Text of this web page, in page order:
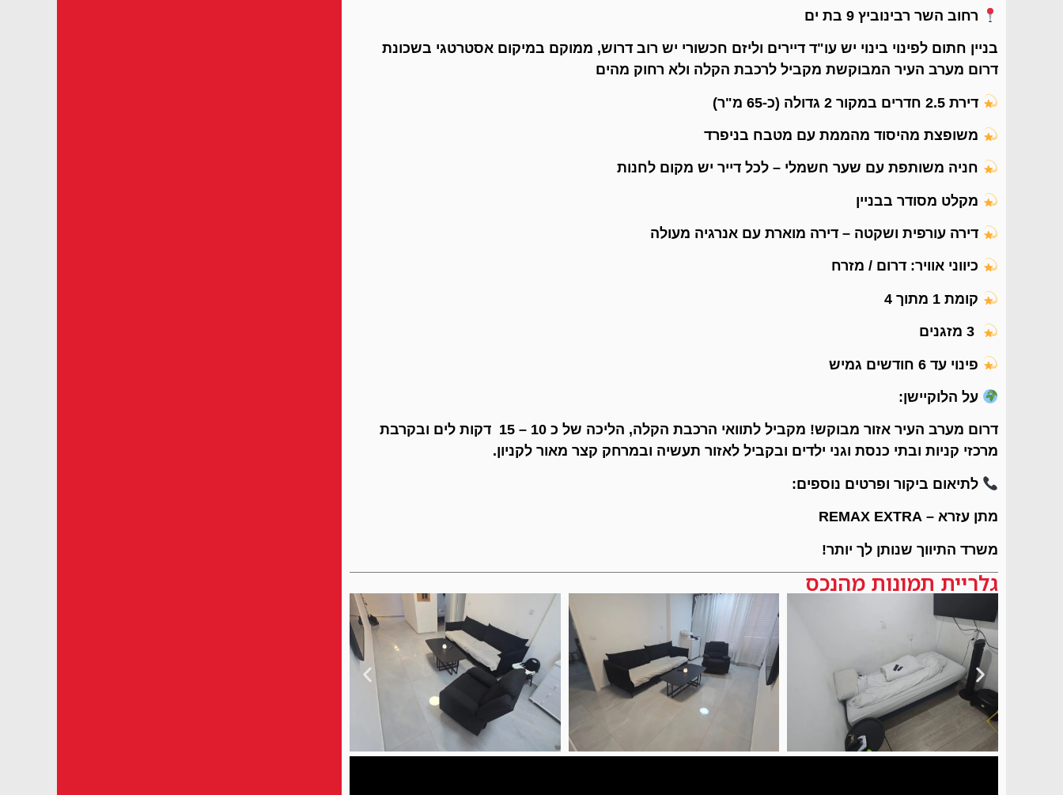
רחוב השר רבינוביץ 9 בת ים
בניין חתום לפינוי בינוי יש עו"ד דיירים וליזם חכשורי יש רוב דרוש, ממוקם במיקום אסטרטגי בשכונת
דרום מערב העיר המבוקשת מקביל לרכבת הקלה ולא רחוק מהים
דירת 2.5 חדרים במקור 2 גדולה (כ-65 מ"ר)
משופצת מהיסוד מהממת עם מטבח בניפרד
חניה משותפת עם שער חשמלי – לכל דייר יש מקום לחנות
מקלט מסודר בבניין
דירה עורפית ושקטה – דירה מוארת עם אנרגיה מעולה
כיווני אוויר: דרום / מזרח
קומת 1 מתוך 4
3 מזגנים
פינוי עד 6 חודשים גמיש
על הלוקיישן:
דרום מערב העיר אזור מבוקש! מקביל לתוואי הרכבת הקלה, הליכה של כ 10 – 15 דקות לים ובקרבת
מרכזי קניות ובתי כנסת וגני ילדים ובקביל לאזור תעשיה ובמרחק קצר מאור לקניון.
לתיאום ביקור ופרטים נוספים:
מתן עזרא – REMAX EXTRA
משרד התיווך שנותן לך יותר!
גלריית תמונות מהנכס